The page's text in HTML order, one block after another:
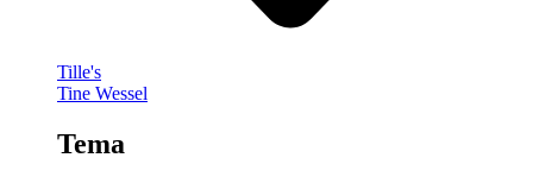
Tille's
Tine Wessel
Tema